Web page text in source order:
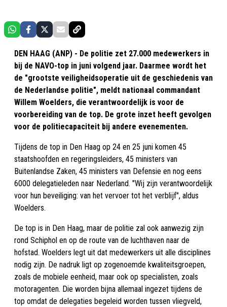
DEN HAAG (ANP) - De politie zet 27.000 medewerkers in
bij de NAVO-top in juni volgend jaar. Daarmee wordt het
de "grootste veiligheidsoperatie uit de geschiedenis van
de Nederlandse politie", meldt nationaal commandant
Willem Woelders, die verantwoordelijk is voor de
voorbereiding van de top. De grote inzet heeft gevolgen
voor de politiecapaciteit bij andere evenementen.
Tijdens de top in Den Haag op 24 en 25 juni komen 45
staatshoofden en regeringsleiders, 45 ministers van
Buitenlandse Zaken, 45 ministers van Defensie en nog eens
6000 delegatieleden naar Nederland. "Wij zijn verantwoordelijk
voor hun beveiliging: van het vervoer tot het verblijf", aldus
Woelders.
De top is in Den Haag, maar de politie zal ook aanwezig zijn
rond Schiphol en op de route van de luchthaven naar de
hofstad. Woelders legt uit dat medewerkers uit alle disciplines
nodig zijn. De nadruk ligt op zogenoemde kwaliteitsgroepen,
zoals de mobiele eenheid, maar ook op specialisten, zoals
motoragenten. Die worden bijna allemaal ingezet tijdens de
top omdat de delegaties begeleid worden tussen vliegveld,